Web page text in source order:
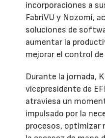
incorporaciones a
FabriVU y Nozomi,
soluciones de
aumentar la
mejorar el control de
Durante la jornada,
vicepresidente de
atraviesa un
impulsado por la
procesos, optimizar